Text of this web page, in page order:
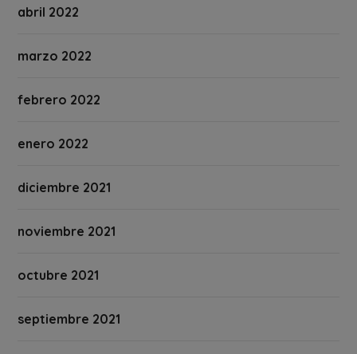
abril 2022
marzo 2022
febrero 2022
enero 2022
diciembre 2021
noviembre 2021
octubre 2021
septiembre 2021